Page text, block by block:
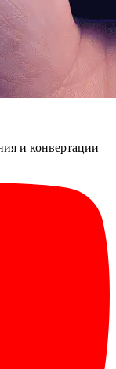
и конвертации